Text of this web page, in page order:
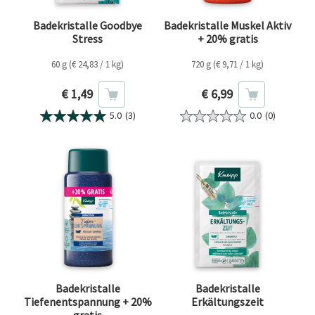
Badekristalle Goodbye
Stress
60 g (€ 24,83 / 1 kg)
Aktueller Preis
€ 1,49
5.0 (3)
Badekristalle Muskel Aktiv
+ 20% gratis
720 g (€ 9,71 / 1 kg)
Aktueller Preis
€ 6,99
0.0 (0)
Badekristalle
Tiefenentspannung + 20%
Badekristalle
Erkältungszeit